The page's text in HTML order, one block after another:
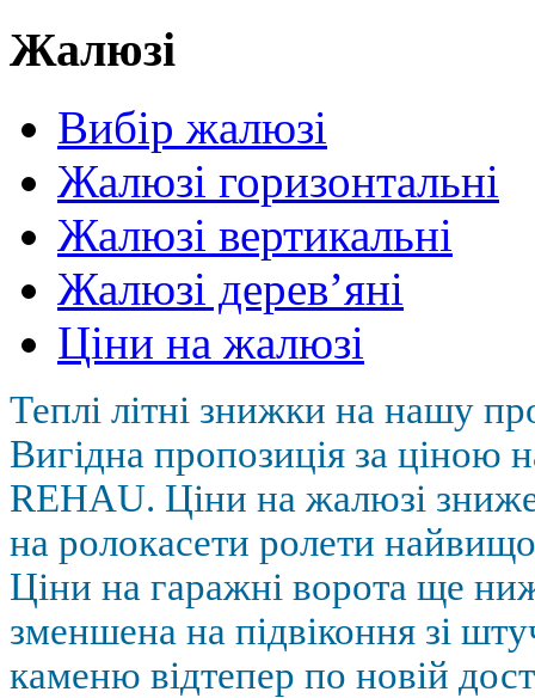
Жалюзі
Вибір жалюзі
Жалюзі горизонтальні
Жалюзі вертикальні
Жалюзі дерев’яні
Ціни на жалюзі
Теплі літні знижки на нашу
Вигідна пропозиція за ціною
REHAU. Ціни на жалюзі
на ролокасети ролети
Ціни на гаражні ворота ще
зменшена на підвіконня зі
каменю відтепер по новій